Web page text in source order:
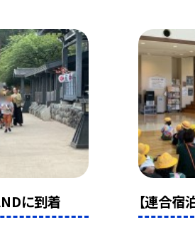
に到着 【連合宿